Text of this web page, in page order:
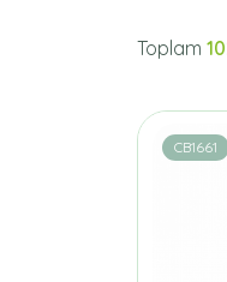
Toplam
CB1661